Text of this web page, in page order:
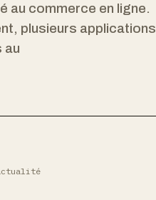
au commerce en ligne.
plusieurs applications
au